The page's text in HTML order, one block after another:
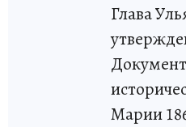
Глава
Марии